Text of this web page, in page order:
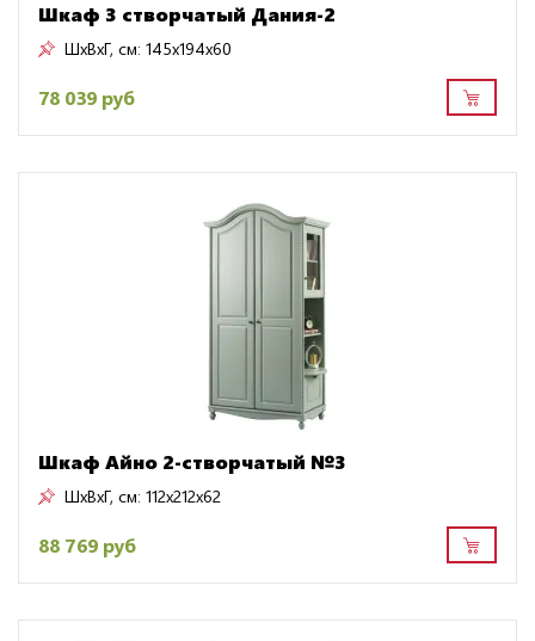
Шкаф 3 створчатый Дания-2
ШxВxГ, см: 145x194x60
78 039 руб
Шкаф Айно 2-створчатый №3
ШxВxГ, см: 112x212x62
88 769 руб